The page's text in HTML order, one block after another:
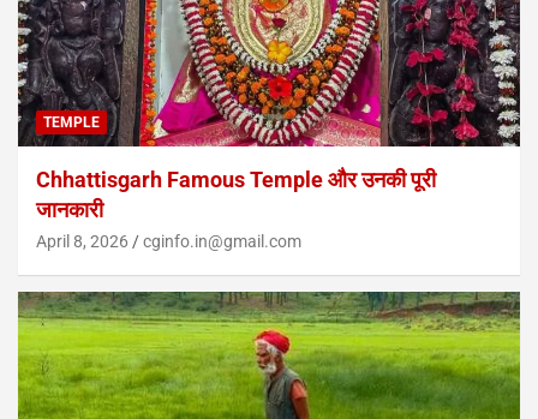
TEMPLE
Chhattisgarh Famous Temple और उनकी पूरी
जानकारी
April 8, 2026 cginfo.in@gmail.com